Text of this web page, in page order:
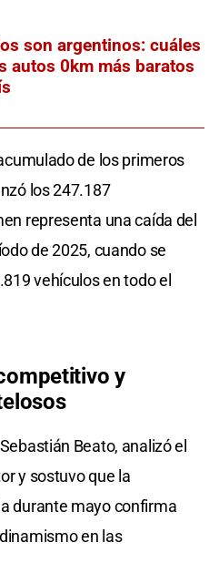
son argentinos: cuáles
autos 0km más baratos
de los primeros
los 247.187
representa una caída del
de 2025, cuando se
vehículos en todo el
y
Beato, analizó el
y sostuvo que la
durante mayo confirma
en las